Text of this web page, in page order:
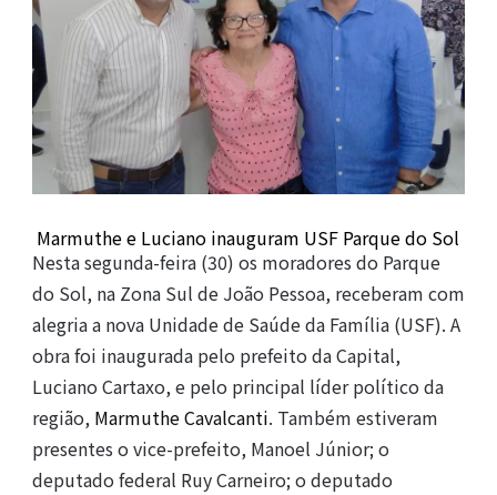
Marmuthe e Luciano inauguram USF Parque do Sol
Nesta segunda-feira (30) os moradores do Parque
do Sol, na Zona Sul de João Pessoa, receberam com
alegria a nova Unidade de Saúde da Família (USF). A
obra foi inaugurada pelo prefeito da Capital,
Luciano Cartaxo, e pelo principal líder político da
região, Marmuthe Cavalcanti. Também estiveram
presentes o vice-prefeito, Manoel Júnior; o
deputado federal Ruy Carneiro; o deputado